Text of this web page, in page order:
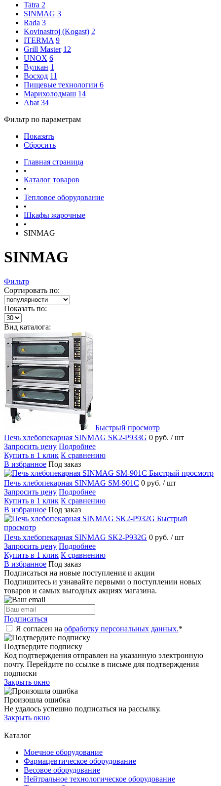
Tatra 2
SINMAG 3
Rada 3
Kovinastroj (Kogast) 2
ITERMA 9
Grill Master 12
UNOX 6
Вулкан 1
Восход 11
Пищевые технологии 6
Марихолодмаш 14
Abat 34
Фильтр по параметрам
Показать
Сбросить
Главная страница
•
Каталог товаров
•
Тепловое оборудование
•
Шкафы жарочные
•
SINMAG
SINMAG
Фильтр
Сортировать по:
Показать по:
Вид каталога:
Быстрый просмотр
Печь хлебопекарная SINMAG SK2-P933G 0 руб. / шт
Запросить цену Подробнее
Купить в 1 клик К сравнению
В избранное Под заказ
Быстрый просмотр
Печь хлебопекарная SINMAG SM-901С 0 руб. / шт
Запросить цену Подробнее
Купить в 1 клик К сравнению
В избранное Под заказ
Быстрый
просмотр
Печь хлебопекарная SINMAG SK2-P932G 0 руб. / шт
Запросить цену Подробнее
Купить в 1 клик К сравнению
В избранное Под заказ
Подписаться на новые поступления и акции
Подпишитесь и узнавайте первыми о поступлении новых
товаров и самых выгодных акциях магазина.
Подписаться
Я согласен на обработку персональных данных.*
Подтвердите подписку
Код подтверждения отправлен на указанную электронную
почту. Перейдите по ссылке в письме для подтверждения
подписки
Закрыть окно
Произошла ошибка
Не удалось успешно подписаться на рассылку.
Закрыть окно
Каталог
Моечное оборудование
Фармацевтическое оборудование
Весовое оборудование
Нейтральное технологическое оборудование